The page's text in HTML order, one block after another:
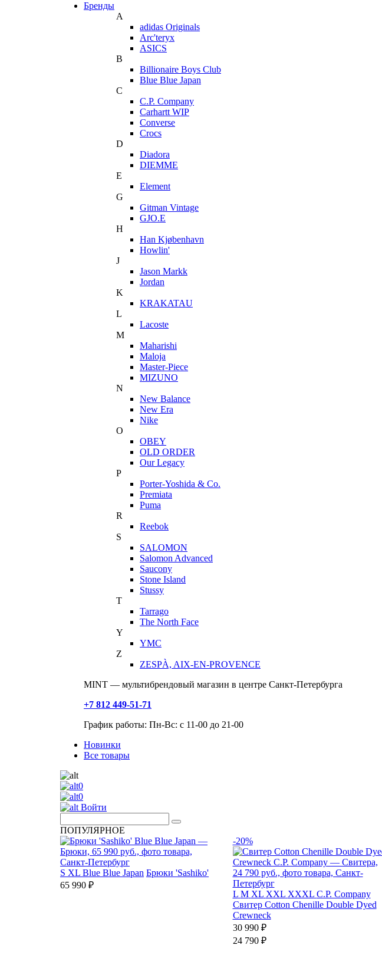
Бренды
A
adidas Originals
Arc'teryx
ASICS
B
Billionaire Boys Club
Blue Blue Japan
C
C.P. Company
Carhartt WIP
Converse
Crocs
D
Diadora
DIEMME
E
Element
G
Gitman Vintage
GJO.E
H
Han Kjøbenhavn
Howlin'
J
Jason Markk
Jordan
K
KRAKATAU
L
Lacoste
M
Maharishi
Maloja
Master-Piece
MIZUNO
N
New Balance
New Era
Nike
O
OBEY
OLD ORDER
Our Legacy
P
Porter-Yoshida & Co.
Premiata
Puma
R
Reebok
S
SALOMON
Salomon Advanced
Saucony
Stone Island
Stussy
T
Tarrago
The North Face
Y
YMC
Z
ZESPÀ, AIX-EN-PROVENCE
MINT — мультибрендовый магазин в центре Санкт-Петербурга
+7 812 449-51-71
График работы: Пн-Вс: с 11-00 до 21-00
Новинки
Все товары
0
0
Войти
ПОПУЛЯРНОЕ
S XL Blue Blue Japan Брюки 'Sashiko'
65 990 ₽
-20%
L M XL XXL XXXL C.P. Company
Свитер Cotton Chenille Double Dyed
Crewneck
30 990 ₽
24 790 ₽